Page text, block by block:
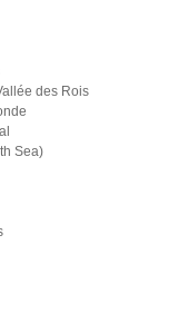
des Rois
Sea)